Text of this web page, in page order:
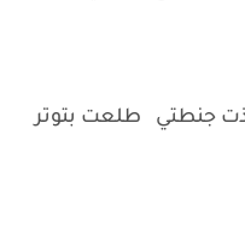
جنطتي طلعت بتوتر